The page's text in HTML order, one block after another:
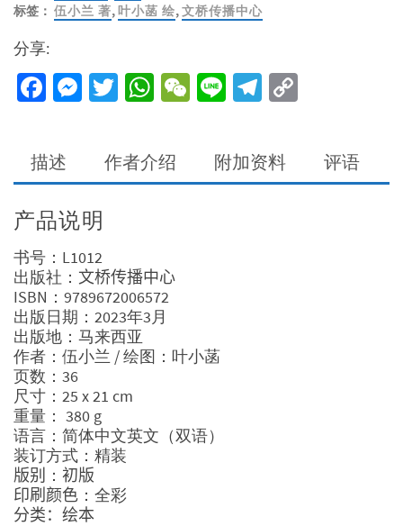
标签： 伍小兰 著,叶小菡 绘,文桥传播中心
分享:
Facebook
Messenger
Twitter
WhatsApp
WeChat
LineTelegram
描述 作者介绍 附加资料 评语
产品说明
书号：L1012
出版社： 文桥传播中心
ISBN：9789672006572
出版日期：2023年3月
出版地：马来西亚
作者：伍小兰 / 绘图：叶小菡
页数：36
尺寸：25 x 21 cm
重量： 380 g
语言：简体中文英文（双语）
装订方式：精装
版别 ： 初版
印刷颜色 ：全彩
分类：绘本